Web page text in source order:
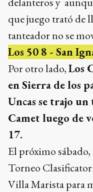
que juego trató de
tanteador no se
Los 50 8 - San
Por otro lado,Los
en Sierra de los
Uncas se trajo
Camet luego de
17.
El próximo
Torneo
Villa Marista para